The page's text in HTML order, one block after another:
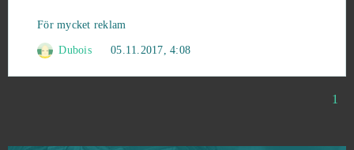
För mycket reklam
Dubois 05.11.2017, 4:08
1